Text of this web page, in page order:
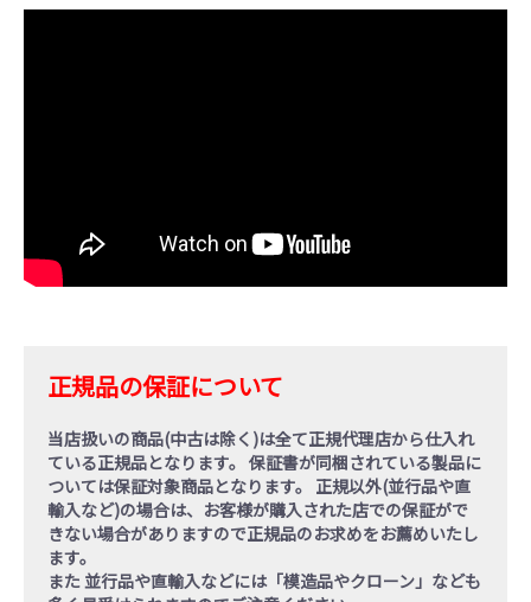
正規品の保証について
当店扱いの商品(中古は除く)は全て正規代理店から仕入れ
ている正規品となります。 保証書が同梱されている製品に
ついては保証対象商品となります。 正規以外(並行品や直
輸入など)の場合は、お客様が購入された店での保証がで
きない場合がありますので正規品のお求めをお薦めいたし
ます。
また 並行品や直輸入などには「模造品やクローン」なども